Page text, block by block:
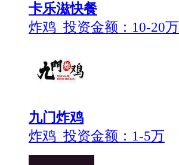
卡乐滋快餐
炸鸡 投资金额： 10-20万
九门炸鸡
炸鸡 投资金额： 1-5万